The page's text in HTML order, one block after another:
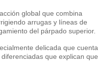
global que combina
arrugas y líneas de
del párpado superior.
delicada que cuenta
que explican que